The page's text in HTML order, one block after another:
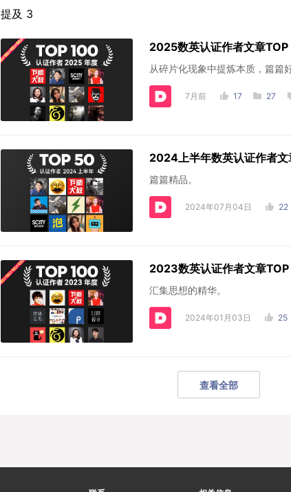
提及 3
2025数英认证作者文章TOP
从碎片化现象中提炼本质，篇篇
7月前 17 27
2024上半年数英认证作者文
篇篇精品。
2024年07月04日 22
2023数英认证作者文章TOP
汇集思想的精华。
2024年01月03日 25
查看全部